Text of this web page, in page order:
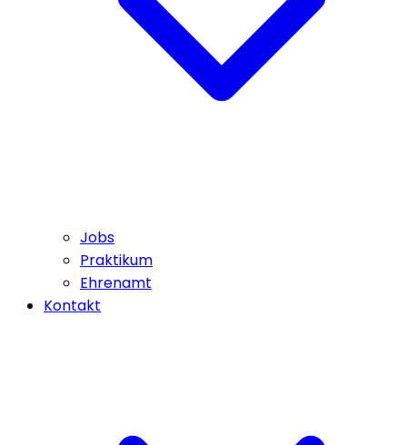
Jobs
Praktikum
Ehrenamt
Kontakt